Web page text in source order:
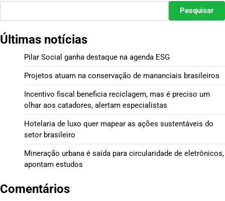
Pesquisar
Últimas notícias
Pilar Social ganha destaque na agenda ESG
Projetos atuam na conservação de mananciais brasileiros
Incentivo fiscal beneficia reciclagem, mas é preciso um
olhar aos catadores, alertam especialistas
Hotelaria de luxo quer mapear as ações sustentáveis do
setor brasileiro
Mineração urbana é saída para circularidade de eletrônicos,
apontam estudos
Comentários